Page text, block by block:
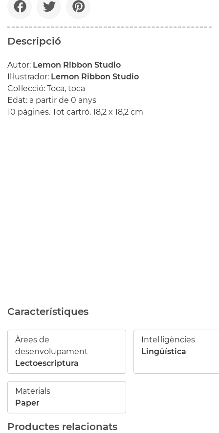
Descripció
Autor: Lemon Ribbon Studio
Il·lustrador: Lemon Ribbon Studio
Col·lecció: Toca, toca
Edat: a partir de 0 anys
10 pàgines. Tot cartró. 18,2 x 18,2 cm
Característiques
Àrees de
desenvolupament
Lectoescriptura
Intel·ligències
Lingüística
Materials
Paper
Productes relacionats